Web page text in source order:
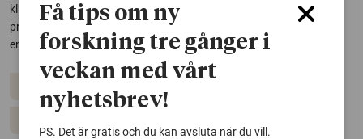
klimatnyttan på hur vätgasen produceras och används. Lokalt
producerad grön vätgas är bäst för klimatet och stärker samtidigt
energisäkerheten.
Få tips om ny
forskning tre gånger i
veckan med vårt
nyhetsbrev!
PS. Det är gratis och du kan avsluta när du vill.